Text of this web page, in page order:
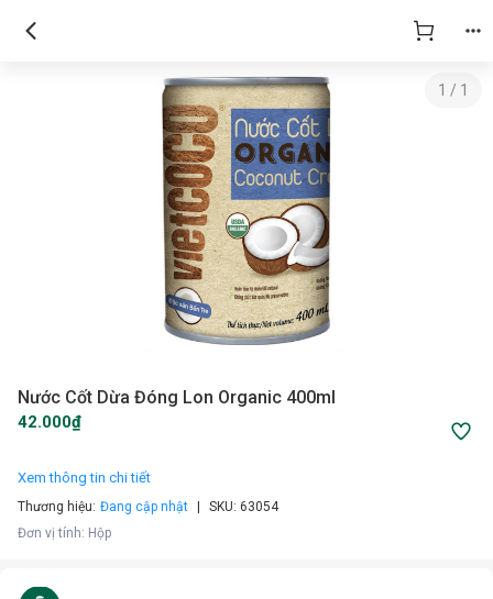
1 / 1
Nước Cốt Dừa Đóng Lon Organic 400ml
42.000₫
Xem thông tin chi tiết
Thương hiệu: Đang cập nhật SKU: 63054
Đơn vị tính: Hộp